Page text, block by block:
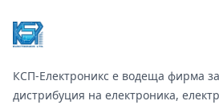
КСП-Електроникс е водеща фирма
дистрибуция на електроника,